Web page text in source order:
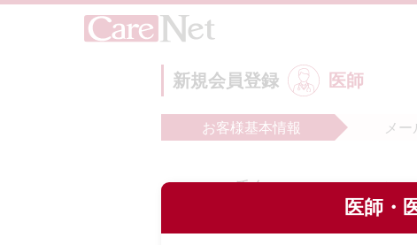
医師・
新規会員登録 医師
お客様基本情報 メー
氏名